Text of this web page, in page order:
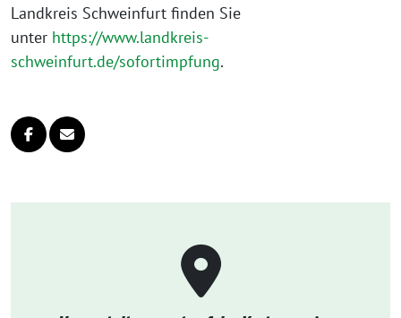
Landkreis Schweinfurt finden Sie
unter https://www.landkreis-
schweinfurt.de/sofortimpfung.